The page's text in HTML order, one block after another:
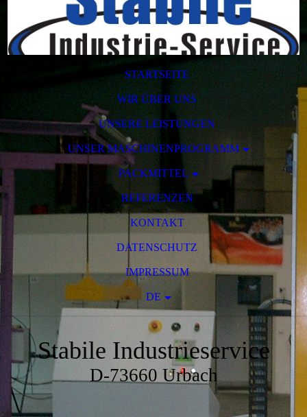
STARTSEITE
WIR ÜBER UNS
UNSERE LEISTUNGEN
UNSER MASCHINENPROGRAMM
PACKMITTEL
REFERENZEN
KONTAKT
DATENSCHUTZ
IMPRESSUM
DE
Stabile Industrieservice
D-73660 Urbach